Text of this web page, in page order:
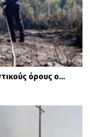
τον αριθμό
θεραπείας
και
όρους ο…